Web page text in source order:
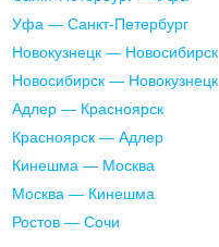
Уфа — Санкт-Петербург
Новокузнецк — Новосибирск
Новосибирск — Новокузнецк
Адлер — Красноярск
Красноярск — Адлер
Кинешма — Москва
Москва — Кинешма
Ростов — Сочи